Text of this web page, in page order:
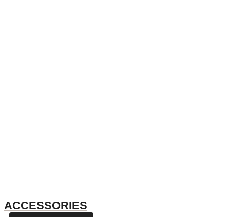
ACCESSORIES